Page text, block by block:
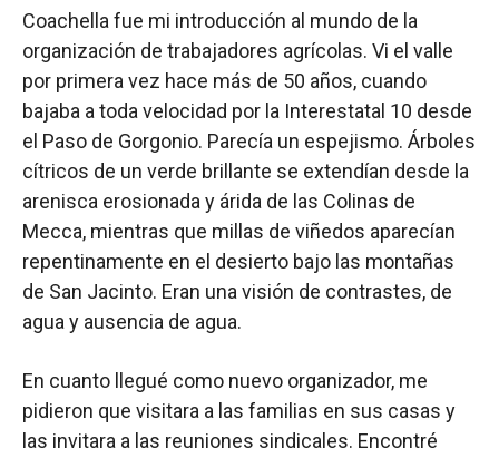
Coachella fue mi introducción al mundo de la
organización de trabajadores agrícolas. Vi el valle
por primera vez hace más de 50 años, cuando
bajaba a toda velocidad por la Interestatal 10 desde
el Paso de Gorgonio. Parecía un espejismo. Árboles
cítricos de un verde brillante se extendían desde la
arenisca erosionada y árida de las Colinas de
Mecca, mientras que millas de viñedos aparecían
repentinamente en el desierto bajo las montañas
de San Jacinto. Eran una visión de contrastes, de
agua y ausencia de agua.
En cuanto llegué como nuevo organizador, me
pidieron que visitara a las familias en sus casas y
las invitara a las reuniones sindicales. Encontré